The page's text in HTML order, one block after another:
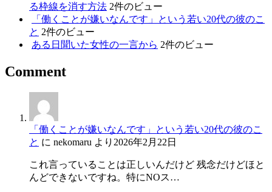
る枠線を消す方法 2件のビュー
「働くことが嫌いなんです」という若い20代の彼のこ
と 2件のビュー
ある日聞いた女性の一言から 2件のビュー
Comment
「働くことが嫌いなんです」という若い20代の彼のこ
と に nekomaru より 2026年2月22日
これ言っていることは正しいんだけど 残念だけどほと
んどできないですね。特にNOス…